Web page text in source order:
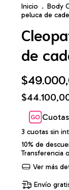
Inicio . Body
peluca de
de
3 cuotas sin
10% de
Transferencia
Ver más
Envío